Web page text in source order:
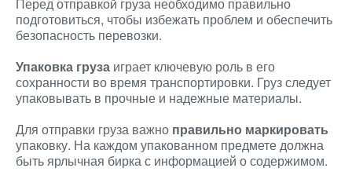
подготовиться, чтобы избежать проблем и обеспечить
безопасность перевозки.
Упаковка груза играет ключевую роль в его
сохранности во время транспортировки. Груз следует
упаковывать в прочные и надежные материалы.
Для отправки груза важно правильно маркировать
упаковку. На каждом упакованном предмете должна
быть ярлычная бирка с информацией о содержимом.